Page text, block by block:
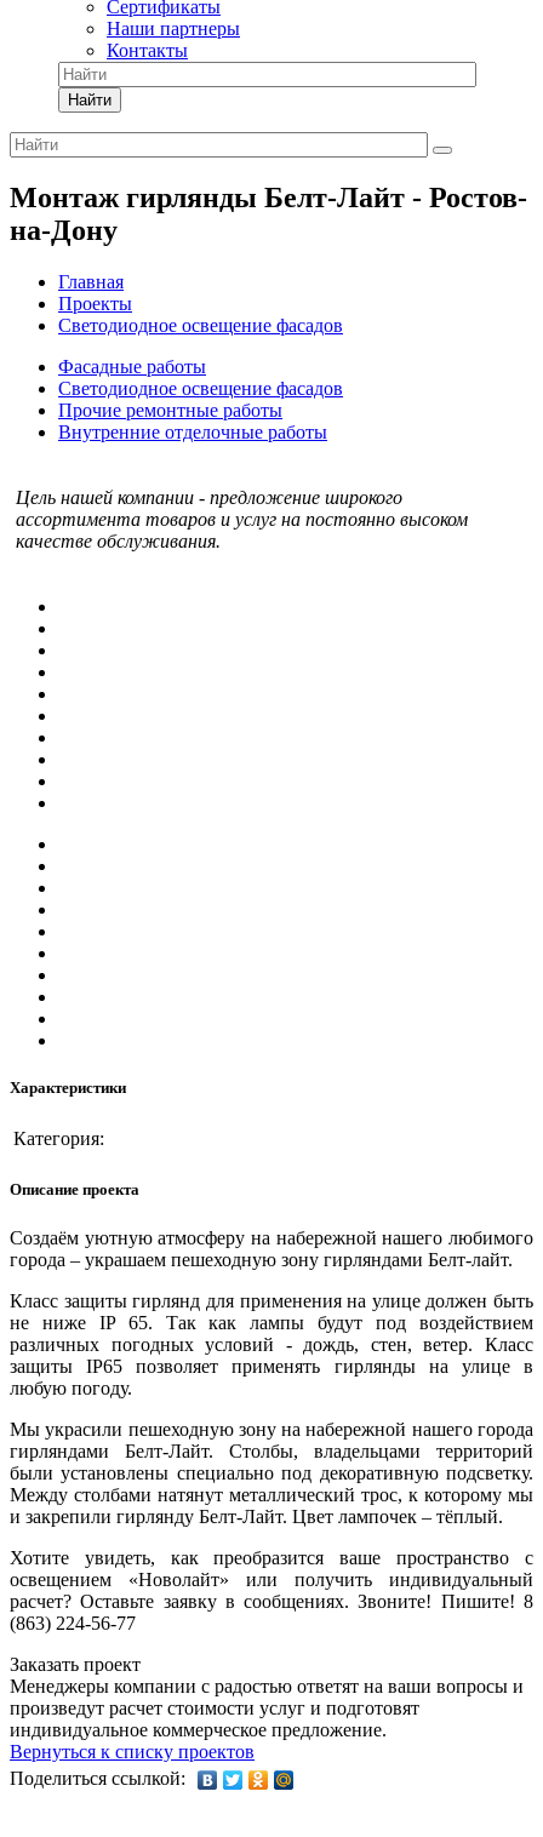
Сертификаты
Наши партнеры
Контакты
Найти
Монтаж гирлянды Белт-Лайт - Ростов-
на-Дону
Главная
Проекты
Светодиодное освещение фасадов
Фасадные работы
Светодиодное освещение фасадов
Прочие ремонтные работы
Внутренние отделочные работы
Цель нашей компании - предложение широкого
ассортимента товаров и услуг на постоянно высоком
качестве обслуживания.
Характеристики
Категория:
Описание проекта
Создаём уютную атмосферу на набережной нашего любимого
города – украшаем пешеходную зону гирляндами Белт-лайт.
Класс защиты гирлянд для применения на улице должен быть
не ниже IP 65. Так как лампы будут под воздействием
различных погодных условий - дождь, стен, ветер. Класс
защиты IP65 позволяет применять гирлянды на улице в
любую погоду.
Мы украсили пешеходную зону на набережной нашего города
гирляндами Белт-Лайт. Столбы, владельцами территорий
были установлены специально под декоративную подсветку.
Между столбами натянут металлический трос, к которому мы
и закрепили гирлянду Белт-Лайт. Цвет лампочек – тёплый.
Хотите увидеть, как преобразится ваше пространство с
освещением «Новолайт» или получить индивидуальный
расчет? Оставьте заявку в сообщениях. Звоните! Пишите! 8
(863) 224-56-77
Заказать проект
Менеджеры компании с радостью ответят на ваши вопросы и
произведут расчет стоимости услуг и подготовят
индивидуальное коммерческое предложение.
Вернуться к списку проектов
Поделиться ссылкой: